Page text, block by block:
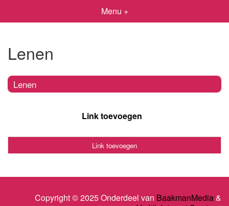
Menu +
Lenen
Lenen
Link toevoegen
Link toevoegen
Copyright © 2025 Onderdeel van BaakmanMedia&